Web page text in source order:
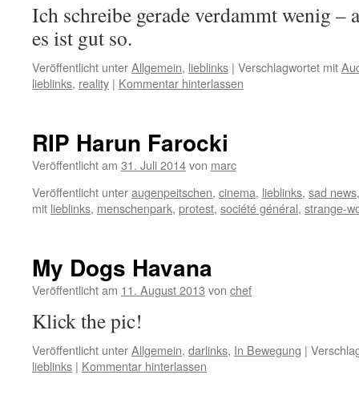
Ich schreibe gerade verdammt wenig –
es ist gut so.
Veröffentlicht unterAllgemein, lieblinks | Verschlagwortet mit
lieblinks, reality | Kommentar hinterlassen
RIP Harun Farocki
Veröffentlicht am 31. Juli 2014von marc
Veröffentlicht unteraugenpeitschen, cinema, lieblinks, sad news
mit lieblinks, menschenpark, protest, société général, strange-
My Dogs Havana
Veröffentlicht am 11. August 2013 von chef
Klick the pic!
Veröffentlicht unterAllgemein, darlinks, In Bewegung |
lieblinks | Kommentar hinterlassen